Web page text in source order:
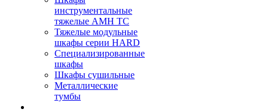
инструментальные
тяжелые AMH TC
Тяжелые модульные
шкафы серии HARD
Cпециализированные
шкафы
Шкафы сушильные
Металлические
тумбы